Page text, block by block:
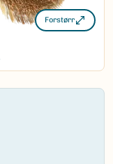
Forstørr